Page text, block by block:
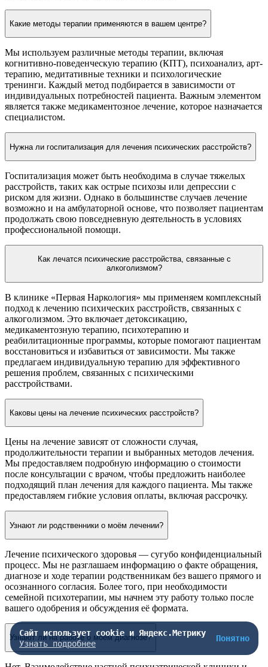
Какие методы терапии применяются в вашем центре?
Мы используем различные методы терапии, включая
когнитивно-поведенческую терапию (КПТ), психоанализ, арт-
терапию, медитативные техники и психологические
тренинги. Каждый метод подбирается в зависимости от
индивидуальных потребностей пациента. Важным элементом
является также медикаментозное лечение, которое назначается
специалистом.
Нужна ли госпитализация для лечения психических расстройств?
Госпитализация может быть необходима в случае тяжелых
расстройств, таких как острые психозы или депрессии с
риском для жизни. Однако в большинстве случаев лечение
возможно и на амбулаторной основе, что позволяет пациентам
продолжать свою повседневную деятельность в условиях
профессиональной помощи.
Как лечатся психические расстройства, связанные с
алкоголизмом?
В клинике «Первая Наркология» мы применяем комплексный
подход к лечению психических расстройств, связанных с
алкоголизмом. Это включает детоксикацию,
медикаментозную терапию, психотерапию и
реабилитационные программы, которые помогают пациентам
восстановиться и избавиться от зависимости. Мы также
предлагаем индивидуальную терапию для эффективного
решения проблем, связанных с психическими
расстройствами.
Каковы цены на лечение психических расстройств?
Цены на лечение зависят от сложности случая,
продолжительности терапии и выбранных методов лечения.
Мы предоставляем подробную информацию о стоимости
после консультации с врачом, чтобы предложить наиболее
подходящий план лечения для каждого пациента. Мы также
предоставляем гибкие условия оплаты, включая рассрочку.
Узнают ли родственники о моём лечении?
Лечение психического здоровья — сугубо конфиденциальный
процесс. Мы не разглашаем информацию о факте обращения,
диагнозе и ходе терапии родственникам без вашего прямого и
осознанного согласия. Более того, при необходимости
семейной психотерапии, мы начнем эту работу только после
вашего одобрения и обсуждения её формата.
Узнают ли на работе о моём диагнозе?
Сайт использует cookie и Яндекс.Метрику
Узнать подробнее
Понятно